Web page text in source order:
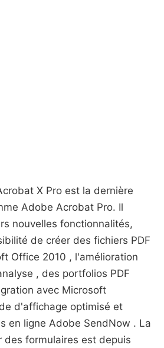
X Pro est la dernière
Adobe Acrobat Pro. Il
nouvelles fonctionnalités,
de créer des fichiers PDF
Office 2010 , l'amélioration
, des portfolios PDF
avec Microsoft
d'affichage optimisé et
en ligne Adobe SendNow . La
des formulaires est depuis